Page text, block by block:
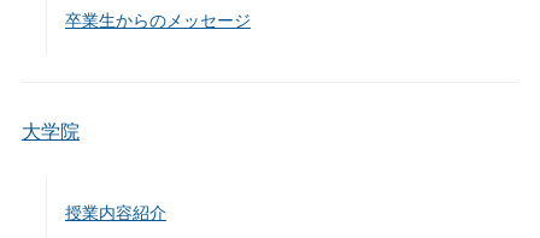
卒業生からのメッセージ
大学院
授業内容紹介